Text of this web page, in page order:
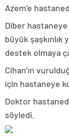
Azem’e
Diber
büyük şaşkınlık
destek olmaya
Cihan’ın
için hastaneye
Doktor
söyledi.